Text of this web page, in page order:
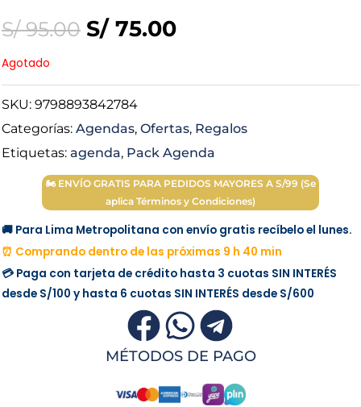
S/95.00 Original
was:
S/ 95.00.
S/75.00Current
S/ 75.00.
Agotado
SKU: 9798893842784
Categorías: Agendas, Ofertas, Regalos
Etiquetas: agenda, Pack Agenda
🏍 ENVÍO GRATIS PARA PEDIDOS MAYORES A S/99 (Se
aplica Términos y Condiciones)
🚚 Para Lima Metropolitana con envío gratis recíbelo el lunes.
⏰ Comprando dentro de las próximas 9 h 40 min
💳 Paga con tarjeta de crédito hasta 3 cuotas SIN INTERÉS
desde S/100 y hasta 6 cuotas SIN INTERÉS desde S/600
MÉTODOS DE PAGO